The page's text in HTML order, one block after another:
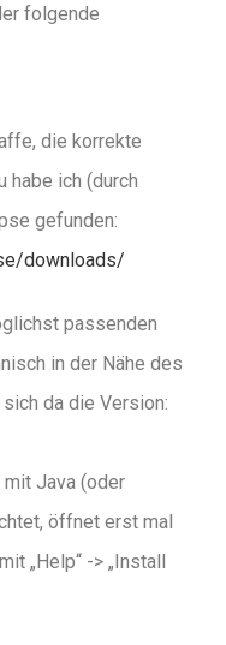
folgende
die korrekte
habe ich (durch
gefunden:
downloads/
passenden
in der Nähe des
da die Version:
Java (oder
öffnet erst mal
„Help“ -> „Install